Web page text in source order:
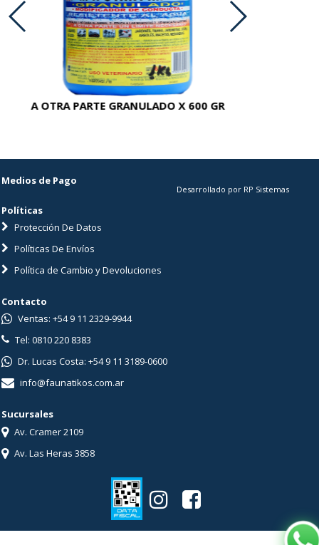
A OTRA PARTE GRANULADO X 600 GR
Medios de Pago
Políticas
Protección De Datos
Políticas De Envíos
Política de Cambio y Devoluciones
Desarrollado por RP Sistemas
Contacto
Ventas: +54 9 11 2329-9944
Tel: 0810 220 8383
Dr. Lucas Costa: +54 9 11 3189-0600
info@faunatikos.com.ar
Sucursales
Av. Cramer 2109
Av. Las Heras 3858